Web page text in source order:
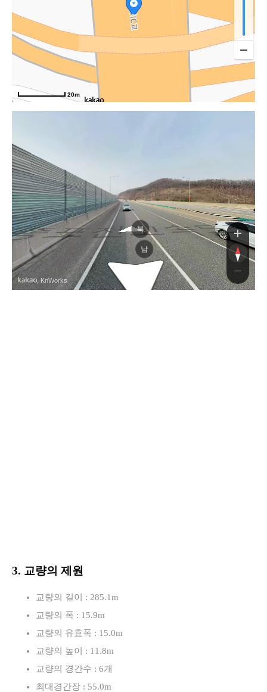
20m
포천고속도
포천고속도
북
남
, KnWorks
3. 교량의 제원
교량의 길이 : 285.1m
교량의 폭 : 15.9m
교량의 유효폭 : 15.0m
교량의 높이 : 11.8m
교량의 경간수 : 6개
최대경간장 : 55.0m